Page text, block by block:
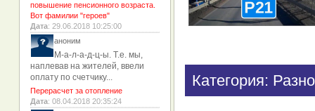
Категория:
повышение пенсионного возраста.
Вот фамилии "героев"
Дата: 29.06.2018 10:25:00
аноним
М-а-л-а-д-ц-ы. Т.е. мы,
наплевав на жителей, ввели
оплату по счетчику...
Перерасчет за отопление
Дата: 08.04.2018 20:35:24